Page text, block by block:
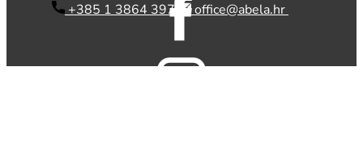
​ +385 1 3864 397 office@abela.hr